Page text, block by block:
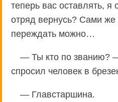
теперь вас оставлять, я
отряд вернусь? Сами же
переждать можно…
— Ты кто по званию?
спросил человек в
— Главстаршина.